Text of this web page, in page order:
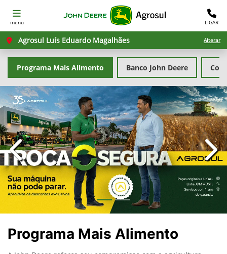
menu LIGAR
Agrosul Luís Eduardo Magalhães Alterar
Banco John Deere
Programa Mais Alimento
templates.template-
Programa Mais Alimento